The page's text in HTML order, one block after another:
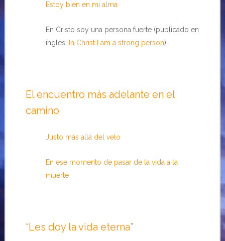
Estoy bien en mi alma
En Cristo soy una persona fuerte (publicado en
inglés: In Christ I am a strong person).
El encuentro más adelante en el
camino
Justo más allá del velo
En ese momento de pasar de la vida a la
muerte
“Les doy la vida eterna”